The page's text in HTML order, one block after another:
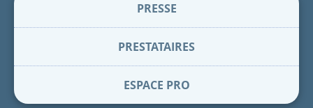
PRESSE
PRESTATAIRES
ESPACE PRO